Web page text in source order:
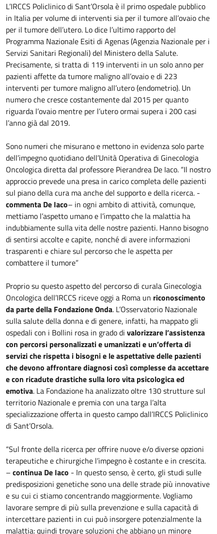
L’IRCCS Policlinico di Sant’Orsola è il primo ospedale pubblico
in Italia per volume di interventi sia per il tumore all’ovaio che
per il tumore dell’utero. Lo dice l’ultimo rapporto del
Programma Nazionale Esiti di Agenas (Agenzia Nazionale per i
Servizi Sanitari Regionali) del Ministero della Salute.
Precisamente, si tratta di 119 interventi in un solo anno per
pazienti affette da tumore maligno all’ovaio e di 223
interventi per tumore maligno all’utero (endometrio). Un
numero che cresce costantemente dal 2015 per quanto
riguarda l’ovaio mentre per l’utero ormai supera i 200 casi
l’anno già dal 2019.
Sono numeri che misurano e mettono in evidenza solo parte
dell’impegno quotidiano dell’Unità Operativa di Ginecologia
Oncologica diretta dal professore Pierandrea De Iaco. “Il nostro
approccio prevede una presa in carico completa delle pazienti
sul piano della cura ma anche del supporto e della ricerca. -
commenta De Iaco– in ogni ambito di attività, comunque,
mettiamo l’aspetto umano e l’impatto che la malattia ha
indubbiamente sulla vita delle nostre pazienti. Hanno bisogno
di sentirsi accolte e capite, nonché di avere informazioni
trasparenti e chiare sul percorso che le aspetta per
combattere il tumore”
Proprio su questo aspetto del percorso di curala Ginecologia
Oncologica dell’IRCCS riceve oggi a Roma un riconoscimento
da parte della Fondazione Onda. L’Osservatorio Nazionale
sulla salute della donna e di genere, infatti, ha mappato gli
ospedali con i Bollini rosa in grado di valorizzare l’assistenza
con percorsi personalizzati e umanizzati e un’offerta di
servizi che rispetta i bisogni e le aspettative delle pazienti
che devono affrontare diagnosi così complesse da accettare
e con ricadute drastiche sulla loro vita psicologica ed
emotiva. La Fondazione ha analizzato oltre 130 strutture sul
territorio Nazionale e premia con una targa l’alta
specializzazione offerta in questo campo dall’IRCCS Policlinico
di Sant’Orsola.
“Sul fronte della ricerca per offrire nuove e/o diverse opzioni
terapeutiche e chirurgiche l’impegno è costante e in crescita.
– continua De Iaco - In questo senso, è certo, gli studi sulle
predisposizioni genetiche sono una delle strade più innovative
e su cui ci stiamo concentrando maggiormente. Vogliamo
lavorare sempre di più sulla prevenzione e sulla capacità di
intercettare pazienti in cui può insorgere potenzialmente la
malattia: quindi trovare soluzioni che abbiano un minore